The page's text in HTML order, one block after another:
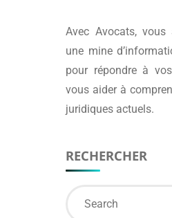
Avec Avocats, vous
une mine
pour répondre à
vous aider à
juridiques actuels.
RECHERCHER